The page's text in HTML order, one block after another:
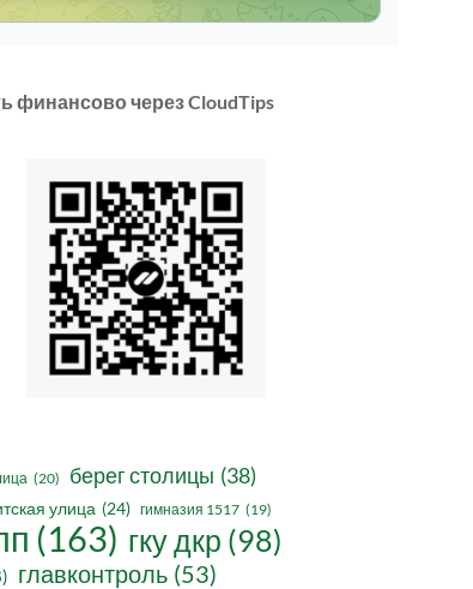
финансово через CloudTips
(20) берег столицы (38)
улица (24) гимназия 1517 (19)
(163) гку дкр (98)
главконтроль (53)